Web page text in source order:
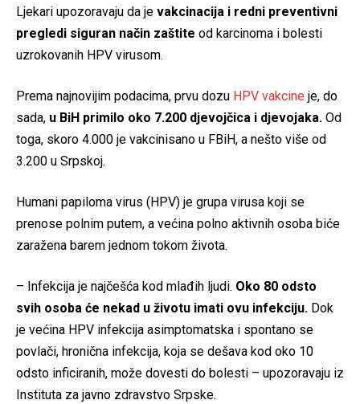
Ljekari upozoravaju da je vakcinacija i redni preventivni
pregledi siguran način zaštite od karcinoma i bolesti
uzrokovanih HPV virusom.
Prema najnovijim podacima, prvu dozu HPV vakcine je, do
sada, u BiH primilo oko 7.200 djevojčica i djevojaka. Od
toga, skoro 4.000 je vakcinisano u FBiH, a nešto više od
3.200 u Srpskoj.
Humani papiloma virus (HPV) je grupa virusa koji se
prenose polnim putem, a većina polno aktivnih osoba biće
zaražena barem jednom tokom života.
– Infekcija je najčešća kod mlađih ljudi. Oko 80 odsto
svih osoba će nekad u životu imati ovu infekciju. Dok
je većina HPV infekcija asimptomatska i spontano se
povlači, hronična infekcija, koja se dešava kod oko 10
odsto inficiranih, može dovesti do bolesti – upozoravaju iz
Instituta za javno zdravstvo Srpske.